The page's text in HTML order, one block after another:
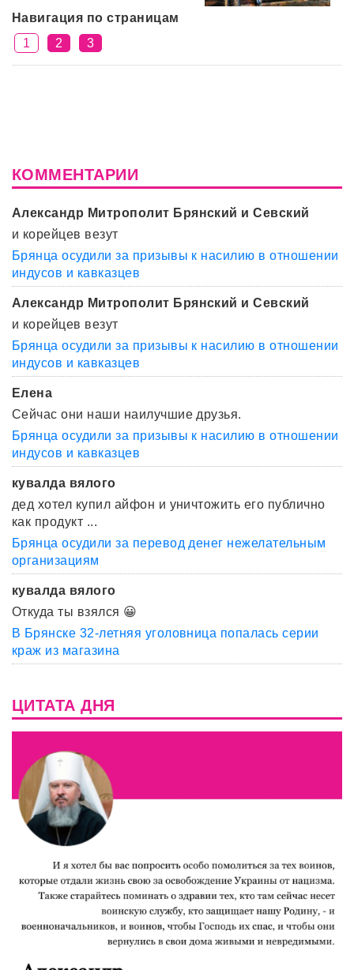
Навигация по страницам
1
2 3
КОММЕНТАРИИ
Александр Митрополит Брянский и Севский
и корейцев везут
Брянца осудили за призывы к насилию в отношении
индусов и кавказцев
Александр Митрополит Брянский и Севский
и корейцев везут
Брянца осудили за призывы к насилию в отношении
индусов и кавказцев
Елена
Сейчас они наши наилучшие друзья.
Брянца осудили за призывы к насилию в отношении
индусов и кавказцев
кувалда вялого
дед хотел купил айфон и уничтожить его публично
как продукт ...
Брянца осудили за перевод денег нежелательным
организациям
кувалда вялого
Откуда ты взялся 😀
В Брянске 32-летняя уголовница попалась серии
краж из магазина
ЦИТАТА ДНЯ